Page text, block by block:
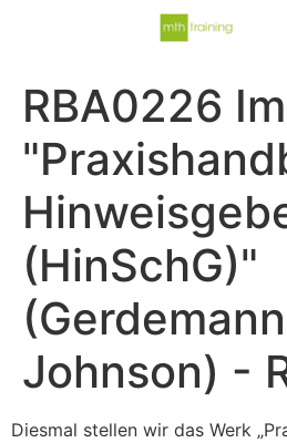
RBA0226
(HinSchG)"
(Gerdemann
Johnson) -
Diesmal stellen wir das Werk